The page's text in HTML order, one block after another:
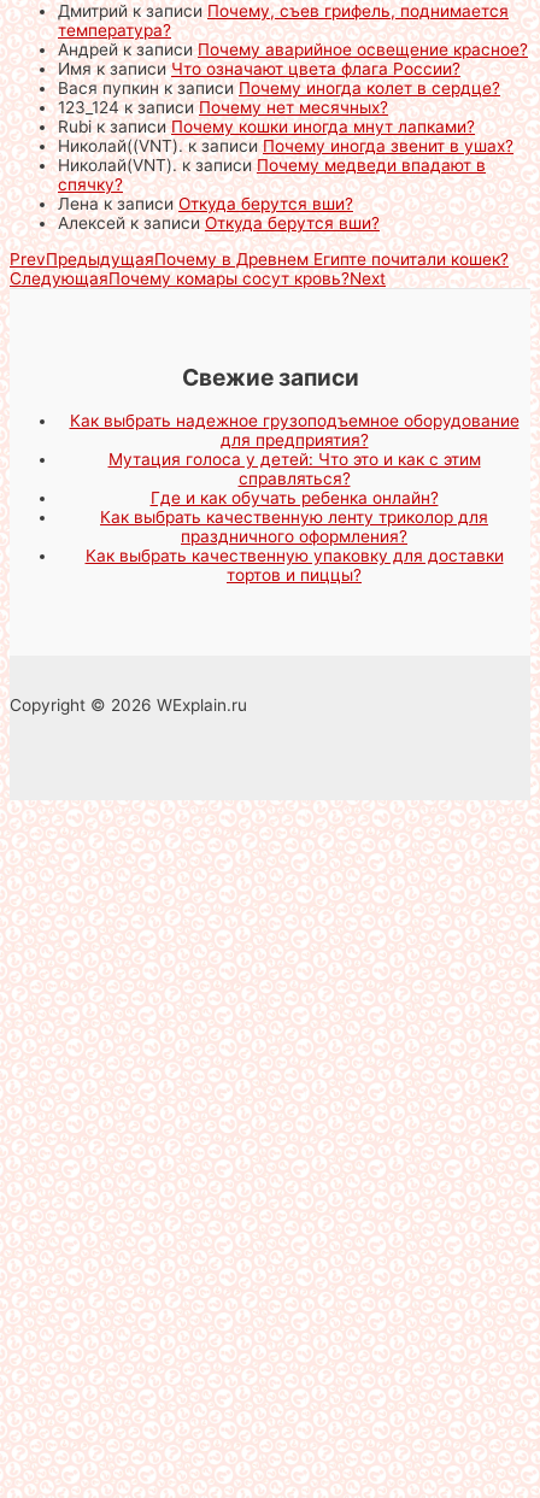
Дмитрийк записи Почему, съев грифель, поднимается
температура?
Андрейк записиПочему аварийное освещение красное?
Имяк записиЧто означают цвета флага России?
Вася пупкинк записиПочему иногда колет в сердце?
123_124к записиПочему нет месячных?
Rubiк записиПочему кошки иногда мнут лапками?
Николай((VNT).к записиПочему иногда звенит в ушах?
Николай(VNT).к записиПочему медведи впадают в
спячку?
Ленак записиОткуда берутся вши?
Алексейк записиОткуда берутся вши?
PrevПредыдущаяПочему в Древнем Египте почитали кошек?
СледующаяПочему комары сосут кровь?Next
Свежие записи
Как выбрать надежное грузоподъемное оборудование
для предприятия?
Мутация голоса у детей: Что это и как с этим
справляться?
Где и как обучать ребенка онлайн?
Как выбрать качественную ленту триколор для
праздничного оформления?
Как выбрать качественную упаковку для доставки
тортов и пиццы?
Copyright © 2026 WExplain.ru